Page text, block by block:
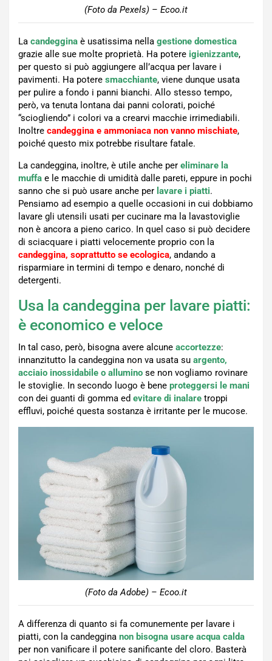
(Foto da Pexels) – Ecoo.it
La candeggina è usatissima nella gestione domestica
grazie alle sue molte proprietà. Ha potere igienizzante,
per questo si può aggiungere all’acqua per lavare i
pavimenti. Ha potere smacchiante, viene dunque usata
per pulire a fondo i panni bianchi. Allo stesso tempo,
però, va tenuta lontana dai panni colorati, poiché
“sciogliendo” i colori va a crearvi macchie irrimediabili.
Inoltre candeggina e ammoniaca non vanno mischiate,
poiché questo mix potrebbe risultare fatale.
La candeggina, inoltre, è utile anche per eliminare la
muffa e le macchie di umidità dalle pareti, eppure in pochi
sanno che si può usare anche per lavare i piatti.
Pensiamo ad esempio a quelle occasioni in cui dobbiamo
lavare gli utensili usati per cucinare ma la lavastoviglie
non è ancora a pieno carico. In quel caso si può decidere
di sciacquare i piatti velocemente proprio con la
candeggina, soprattutto se ecologica, andando a
risparmiare in termini di tempo e denaro, nonché di
detergenti.
Usa la candeggina per lavare piatti:
è economico e veloce
In tal caso, però, bisogna avere alcune accortezze:
innanzitutto la candeggina non va usata su argento,
acciaio inossidabile o allumino se non vogliamo rovinare
le stoviglie. In secondo luogo è bene proteggersi le mani
con dei guanti di gomma ed evitare di inalare troppi
effluvi, poiché questa sostanza è irritante per le mucose.
(Foto da Adobe) – Ecoo.it
A differenza di quanto si fa comunemente per lavare i
piatti, con la candeggina non bisogna usare acqua calda
per non vanificare il potere sanificante del cloro. Basterà